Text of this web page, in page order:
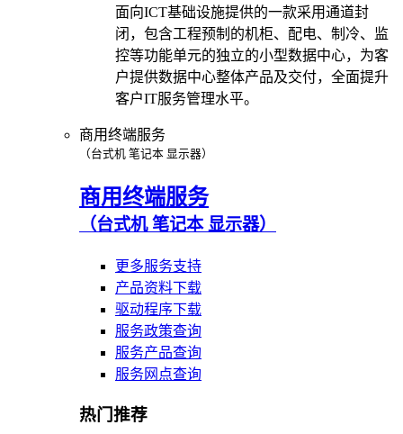
面向ICT基础设施提供的一款采用通道封
闭，包含工程预制的机柜、配电、制冷、监
控等功能单元的独立的小型数据中心，为客
户提供数据中心整体产品及交付，全面提升
客户IT服务管理水平。
商用终端服务
（台式机 笔记本 显示器）
商用终端服务
（台式机 笔记本 显示器）
更多服务支持
产品资料下载
驱动程序下载
服务政策查询
服务产品查询
服务网点查询
热门推荐